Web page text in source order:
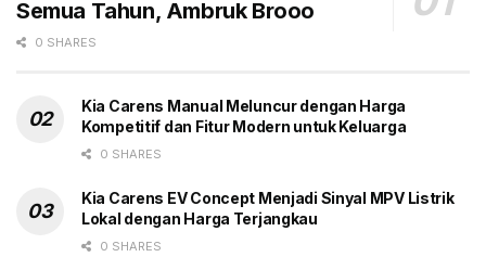
total penjualan Hyundai sekitar 50. Mobil ini diproduksi
di pabrik Hyundai Cikarang. Harganya berkisar Rp
Tags: Headline Hyundai Creta Listrik
Peluncuran
Semua Tahun, Ambruk Brooo
0 SHARES
Kia Carens Manual Meluncur dengan Harga
Kompetitif dan Fitur Modern untuk Keluarga
0 SHARES
Kia Carens EV Concept Menjadi Sinyal MPV Listrik
Lokal dengan Harga Terjangkau
0 SHARES